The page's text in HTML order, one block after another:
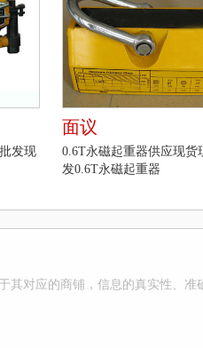
发现
面议
0.6T永磁起重器供应现货
发0.6T永磁起重器
其对应的商铺，信息的真实性、